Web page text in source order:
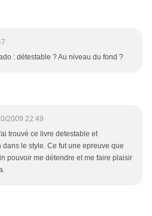
: détestable ? Au niveau du fond ?
2009 22:49
trouvé ce livre detestable et
le style. Ce fut une epreuve que
pouvoir me détendre et me faire plaisir